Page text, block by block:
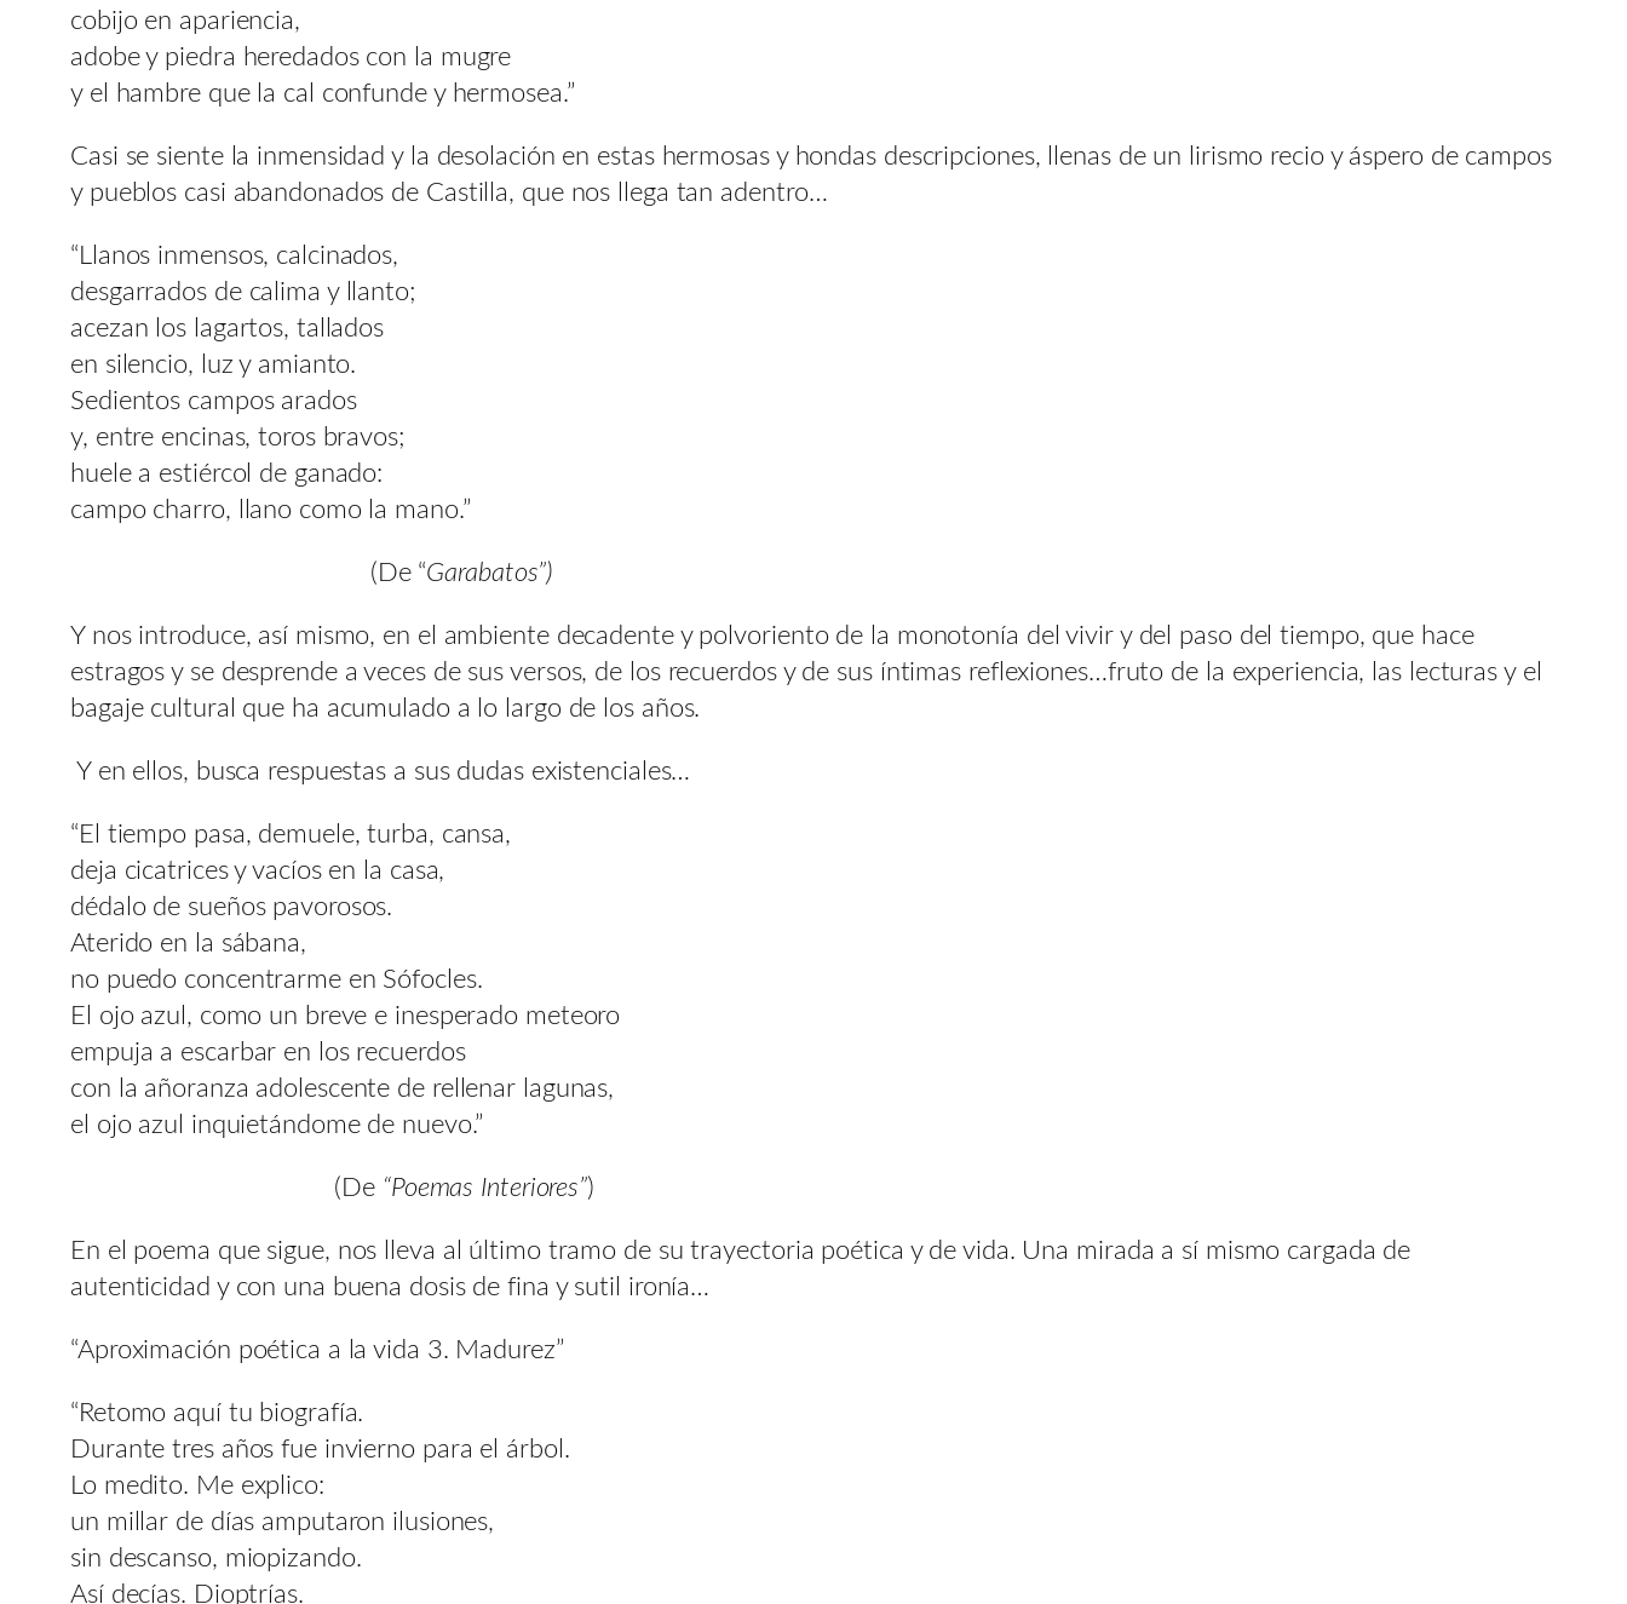
cobijo en apariencia,
adobe y piedra heredados con la mugre
y el hambre que la cal confunde y hermosea.”
Casi se siente la inmensidad y la desolación en estas hermosas y hondas descripciones, llenas de un lirismo recio y áspero de campos
y pueblos casi abandonados de Castilla, que nos llega tan adentro…
“Llanos inmensos, calcinados,
desgarrados de calima y llanto;
acezan los lagartos, tallados
en silencio, luz y amianto.
Sedientos campos arados
y, entre encinas, toros bravos;
huele a estiércol de ganado:
campo charro, llano como la mano.”
(De “Garabatos”)
Y nos introduce, así mismo, en el ambiente decadente y polvoriento de la monotonía del vivir y del paso del tiempo, que hace
estragos y se desprende a veces de sus versos, de los recuerdos y de sus íntimas reflexiones…fruto de la experiencia, las lecturas y el
bagaje cultural que ha acumulado a lo largo de los años.
Y en ellos, busca respuestas a sus dudas existenciales…
“El tiempo pasa, demuele, turba, cansa,
deja cicatrices y vacíos en la casa,
dédalo de sueños pavorosos.
Aterido en la sábana,
no puedo concentrarme en Sófocles.
El ojo azul, como un breve e inesperado meteoro
empuja a escarbar en los recuerdos
con la añoranza adolescente de rellenar lagunas,
el ojo azul inquietándome de nuevo.”
(De “Poemas Interiores”)
En el poema que sigue, nos lleva al último tramo de su trayectoria poética y de vida. Una mirada a sí mismo cargada de
autenticidad y con una buena dosis de fina y sutil ironía…
“Aproximación poética a la vida 3. Madurez”
“Retomo aquí tu biografía.
Durante tres años fue invierno para el árbol.
Lo medito. Me explico:
un millar de días amputaron ilusiones,
sin descanso, miopizando.
Así decías. Dioptrías.